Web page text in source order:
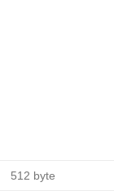
512 byte